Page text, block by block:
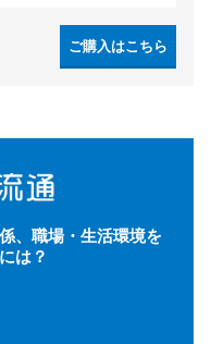
ご購入はこちら
、職場・生活環境を
は？